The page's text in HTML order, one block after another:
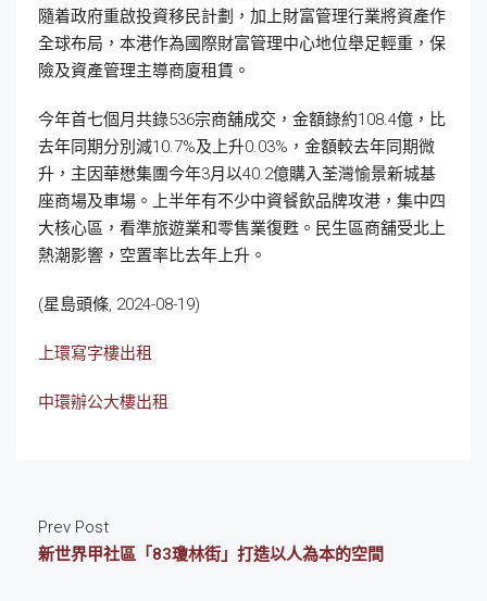
隨着政府重啟投資移民計劃，加上財富管理行業將資產作
全球布局，本港作為國際財富管理中心地位舉足輕重，保
險及資產管理主導商廈租賃。
今年首七個月共錄536宗商舖成交，金額錄約108.4億，比
去年同期分別減10.7%及上升0.03%，金額較去年同期微
升，主因華懋集團今年3月以40.2億購入荃灣愉景新城基
座商場及車場。上半年有不少中資餐飲品牌攻港，集中四
大核心區，看準旅遊業和零售業復甦。民生區商舖受北上
熱潮影響，空置率比去年上升。
(星島頭條, 2024-08-19)
上環寫字樓出租
中環辦公大樓出租
Prev Post
新世界甲社區「83瓊林街」打造以人為本的空間